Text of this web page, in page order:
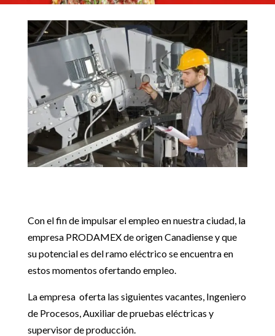
 Inicio 5 Noticias locales 5
Empresa anuncia vacantes en Matehuala
Noticias locales
Con el fin de impulsar el empleo en nuestra ciudad, la
empresa PRODAMEX de origen Canadiense y que
su potencial es del ramo eléctrico se encuentra en
estos momentos ofertando empleo.
La empresa oferta las siguientes vacantes, Ingeniero
de Procesos, Auxiliar de pruebas eléctricas y
supervisor de producción.